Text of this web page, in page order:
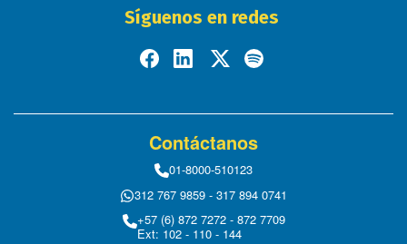
Síguenos en redes
Contáctanos
01-8000-510123
312 767 9859 - 317 894 0741
+57 (6) 872 7272 - 872 7709
Ext: 102 - 110 - 144